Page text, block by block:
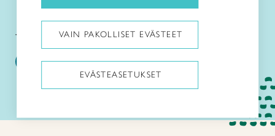
Taito Etelä-Suomi: Taito Käsityö- ja muotoilukoulu:
VAIN PAKOLLISET EVÄSTEET
EVÄSTEASETUKSET